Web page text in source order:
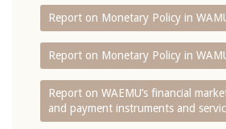
Report on Monetary Policy in
Report on Monetary Policy in
Report on WAEMU’s financial
and payment instruments and